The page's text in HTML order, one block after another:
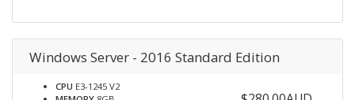
Windows Server - 2016 Standard Edition
CPU E3-1245 V2